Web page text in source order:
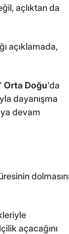
açlıktan da
açıklamada,
Orta Doğu'da
dayanışma
devam
açacağını